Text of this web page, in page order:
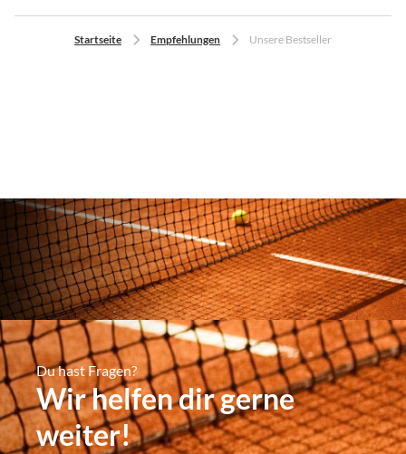
Startseite Empfehlungen Unsere Bestseller
Du hast Fragen?
Wir helfen dir gerne
weiter!